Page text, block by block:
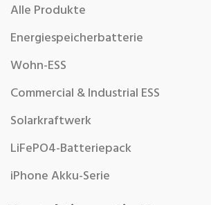
Alle Produkte
Energiespeicherbatterie
Wohn-ESS
Commercial & Industrial ESS
Solarkraftwerk
LiFePO4-Batteriepack
iPhone Akku-Serie